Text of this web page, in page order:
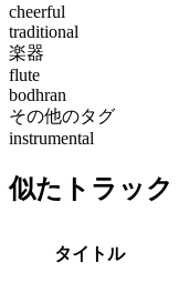
cheerful
traditional
楽器
flute
bodhran
その他のタグ
instrumental
似たトラック
タイトル